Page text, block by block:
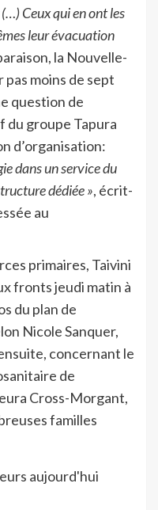
Ceux qui en ont les
leur évacuation
la Nouvelle-
moins de sept
question de
du groupe Tapura
d’organisation:
dans un service du
dédiée », écrit-
au
primaires, Taivini
fronts jeudi matin à
du plan de
Nicole Sanquer,
concernant le
de
Cross-Morgant,
familles
aujourd'hui